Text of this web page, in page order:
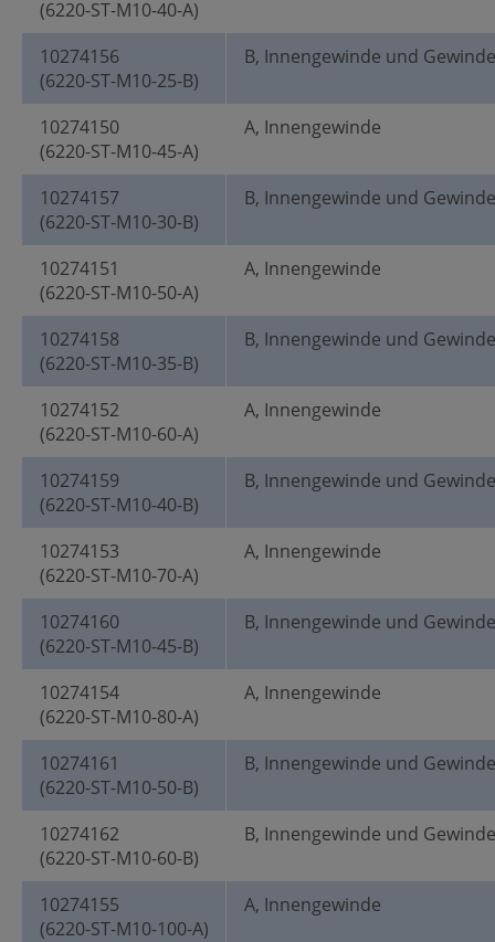
(6220-ST-M10-40-A)
10274156
(6220-ST-M10-25-B)
B, Innengewinde und
10274150
(6220-ST-M10-45-A)
A, Innengewinde
10274157
(6220-ST-M10-30-B)
B, Innengewinde und
10274151
(6220-ST-M10-50-A)
A, Innengewinde
10274158
(6220-ST-M10-35-B)
B, Innengewinde und
10274152
(6220-ST-M10-60-A)
A, Innengewinde
10274159
(6220-ST-M10-40-B)
B, Innengewinde und
10274153
(6220-ST-M10-70-A)
A, Innengewinde
10274160
(6220-ST-M10-45-B)
B, Innengewinde und
10274154
(6220-ST-M10-80-A)
A, Innengewinde
10274161
(6220-ST-M10-50-B)
B, Innengewinde und
10274162
(6220-ST-M10-60-B)
B, Innengewinde und
10274155
(6220-ST-M10-100-A)
A, Innengewinde